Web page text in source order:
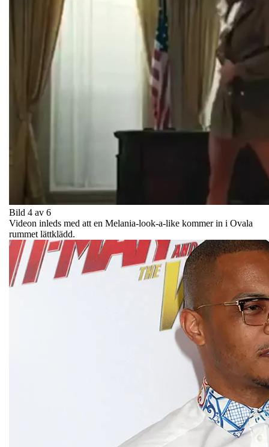
Bild 4 av 6
Videon inleds med att en Melania-look-a-like kommer in i Ovala
rummet lättklädd.